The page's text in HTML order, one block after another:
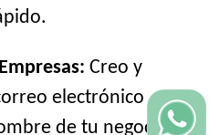
Creo y
electrónico
de tu negocio